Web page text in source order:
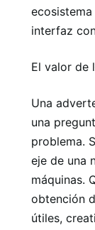
interfaz
El valor de
Una
una
problema.
eje de una
máquinas.
obtención
útiles,